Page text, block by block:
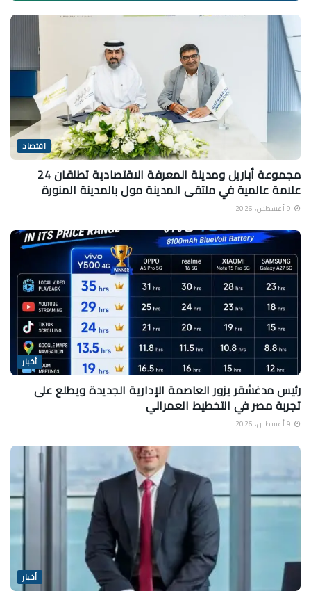
اقتصاد
مجموعة أباريل ومدينة المعرفة الاقتصادية تطلقان 24
علامة عالمية في ملتقى المدينة مول بالمدينة المنورة
أخبار
رئيس مدغشقر يزور العاصمة الإدارية الجديدة ويطلع على
تجربة مصر في التخطيط العمراني
أخبار